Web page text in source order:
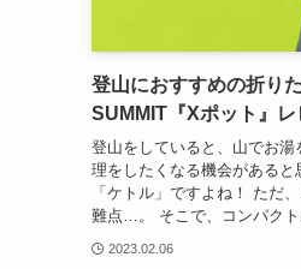
登山におすすめの折り
SUMMIT『Xポット』レ
登山をしていると、山でお
理をしたくなる機会がある
「ケトル」ですよね！ ただ
難点…。 そこで、コンパク
2023.02.06